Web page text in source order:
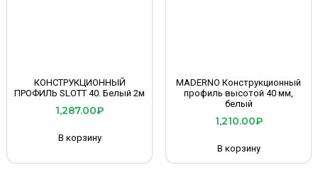
КОНСТРУКЦИОННЫЙ
ПРОФИЛЬ SLOTT 40. Белый 2м
1,287.00₽
В корзину
MADERNO Конструкционный
профиль высотой 40 мм,
белый
1,210.00₽
В корзину